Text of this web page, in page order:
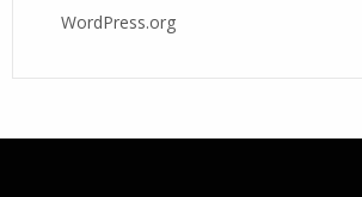
WordPress.org